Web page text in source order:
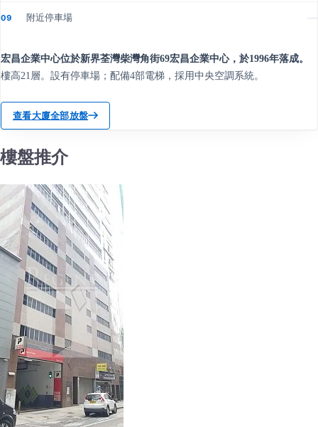
09 附近停車場 —
宏昌企業中心位於新界荃灣柴灣角街69宏昌企業中心，於1996年落成。
樓高21層。設有停車場；配備4部電梯，採用中央空調系統。
查看大廈全部放盤
樓盤推介